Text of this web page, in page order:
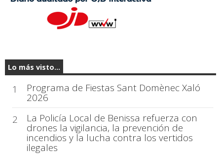
Lo más visto...
1 Programa de Fiestas Sant Domènec Xaló
2026
2
La Policía Local de Benissa refuerza con
drones la vigilancia, la prevención de
incendios y la lucha contra los vertidos
ilegales